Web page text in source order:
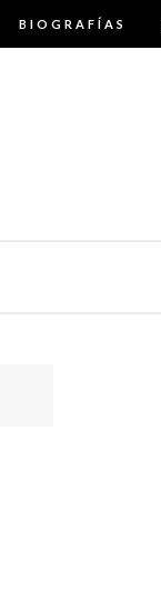
BIOGRAFÍAS